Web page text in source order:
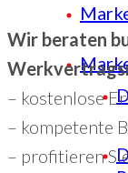
Wir beraten
– kostenlose
– kompetente
– profitieren